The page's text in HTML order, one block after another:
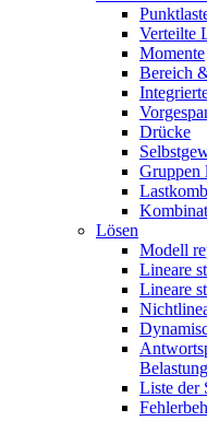
Verteilte
Momente
Bereich
Drücke
Gruppen
Lösen
Modell
Lineare
Lineare
Liste der